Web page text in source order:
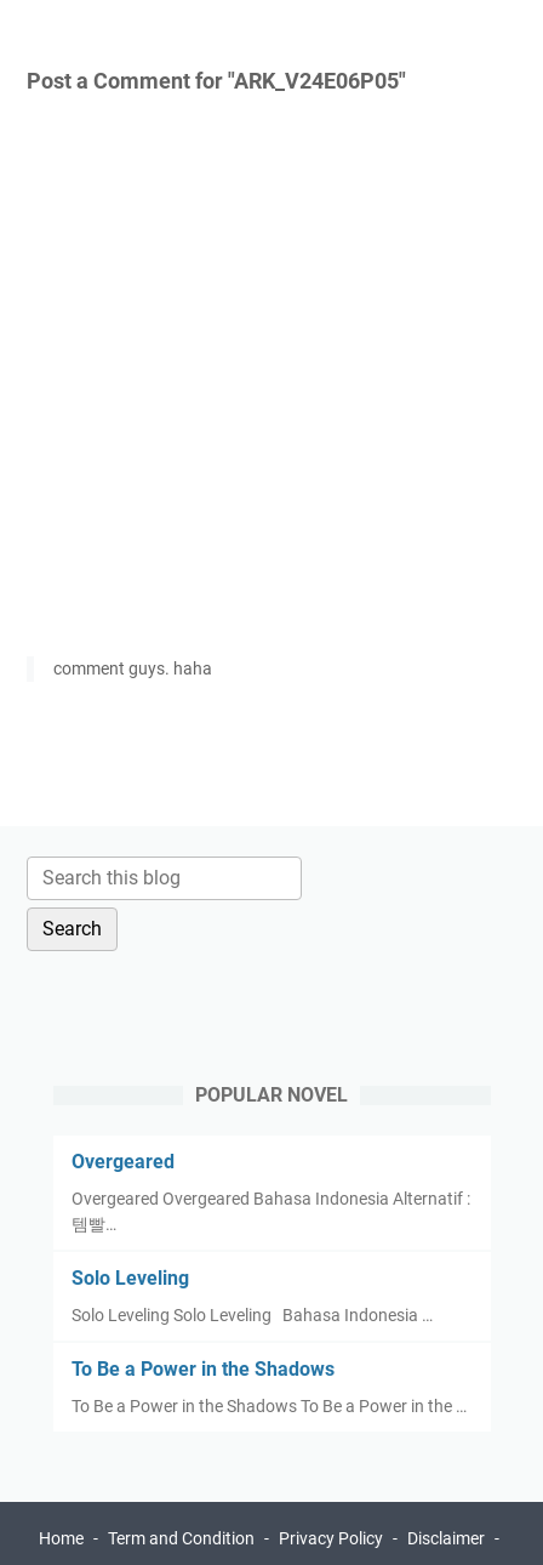
Post a Comment for "ARK_V24E06P05"
comment guys. haha
POPULAR NOVEL
Overgeared
Overgeared Overgeared Bahasa Indonesia Alternatif :
템빨…
Solo Leveling
Solo Leveling Solo Leveling Bahasa Indonesia …
To Be a Power in the Shadows
To Be a Power in the Shadows To Be a Power in the …
Home Term and Condition Privacy Policy Disclaimer